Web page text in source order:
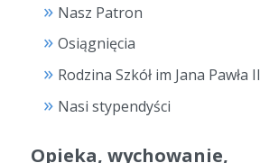
Nasz Patron
Osiągnięcia
Rodzina Szkół im Jana Pawła II
Nasi stypendyści
Opieka, wychowanie,